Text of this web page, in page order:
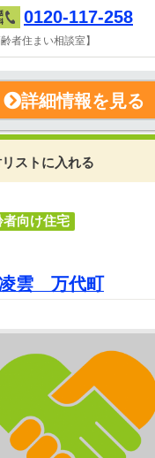
0120-117-258
齢者住まい相談室】
詳細情報を見る
ストに入れる
向け住宅
凌雲 万代町